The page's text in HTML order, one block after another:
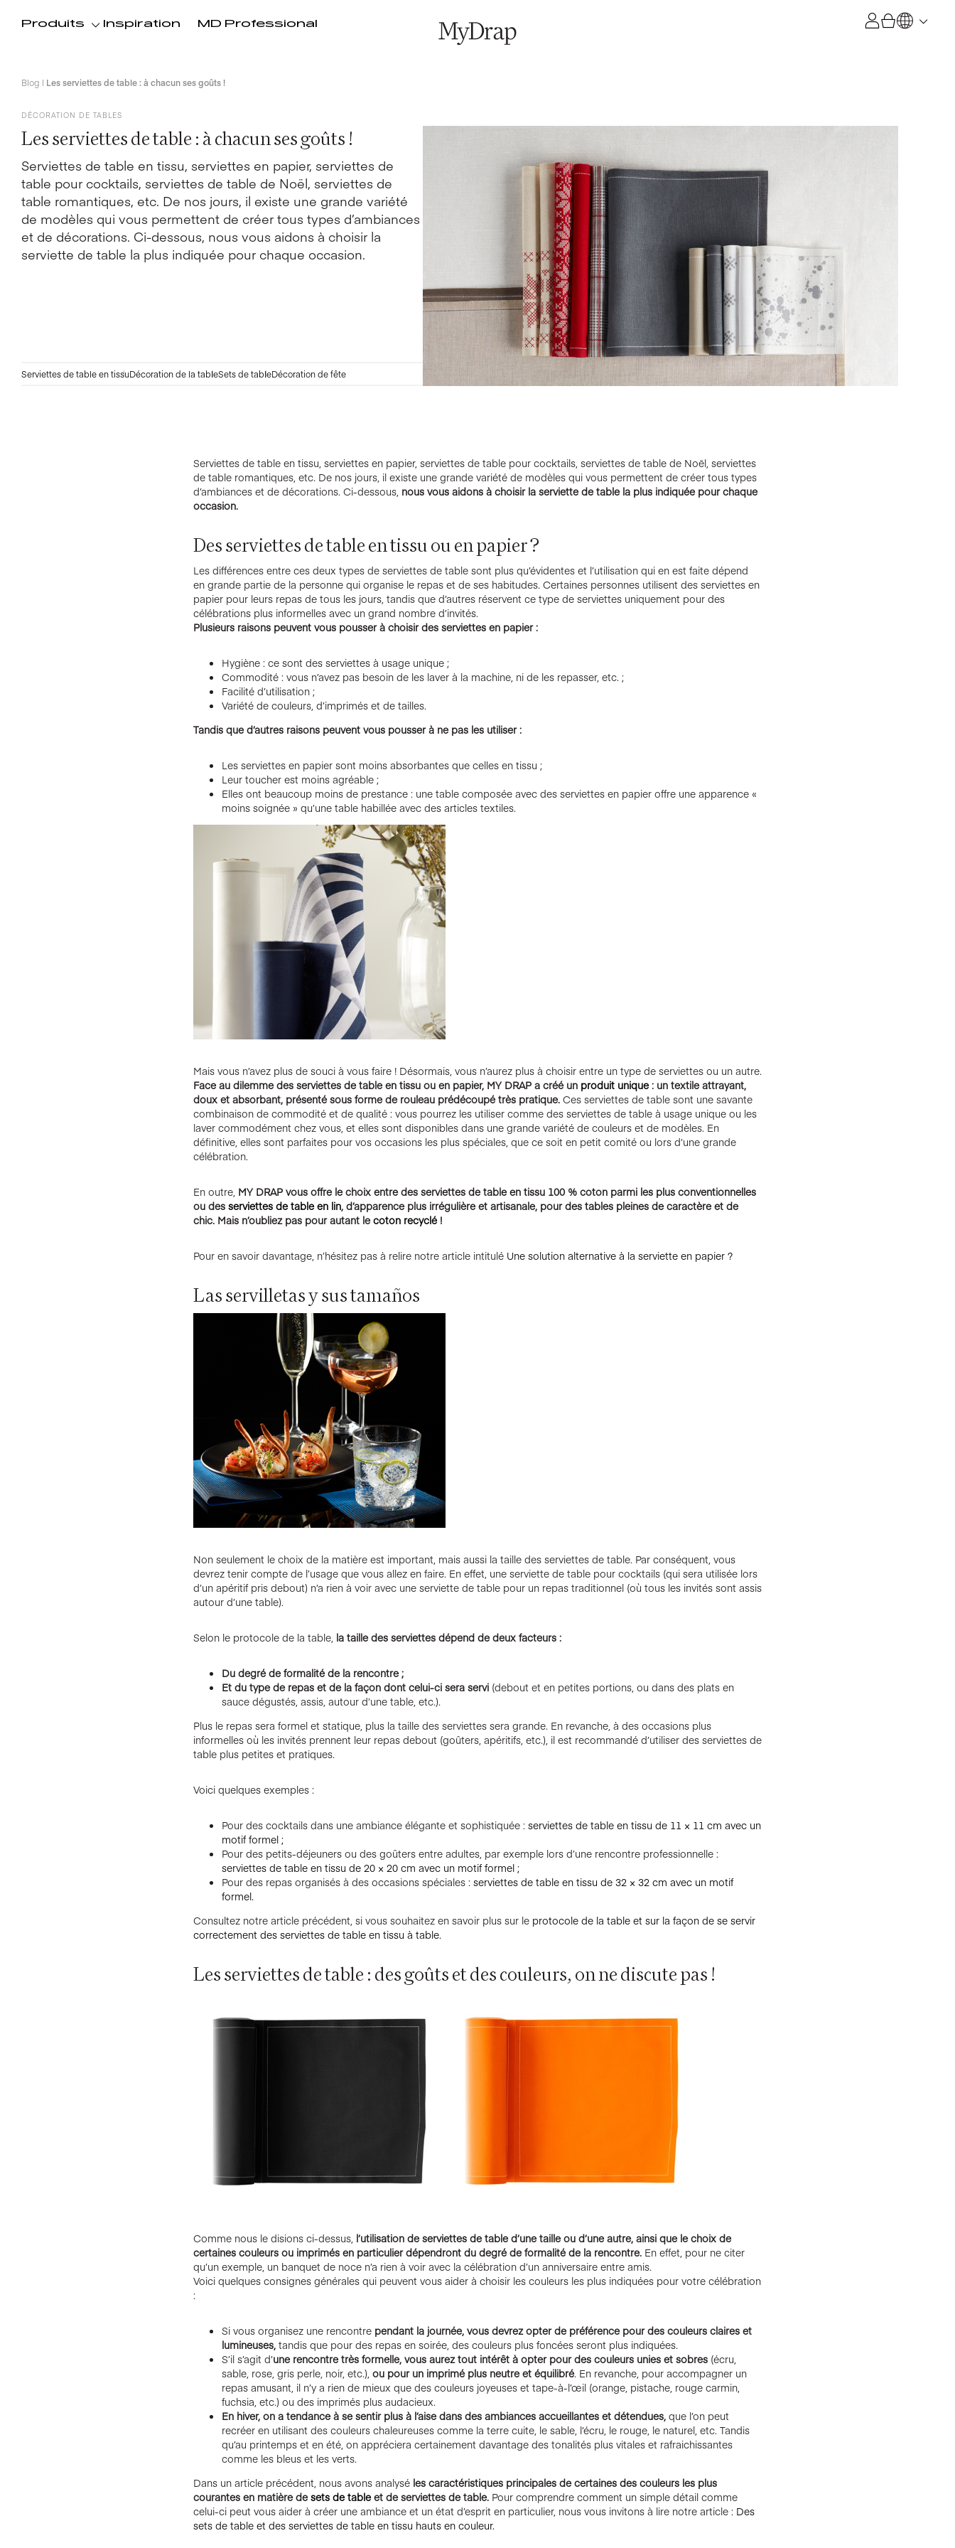
Produits Inspiration MD Professional
Blog | Les serviettes de table : à chacun ses goûts !
DÉCORATION DE TABLES
Les serviettes de table : à chacun ses goûts !
Serviettes de table en tissu, serviettes en papier, serviettes de
table pour cocktails, serviettes de table de Noël, serviettes de
table romantiques, etc. De nos jours, il existe une grande variété
de modèles qui vous permettent de créer tous types d’ambiances
et de décorations. Ci-dessous, nous vous aidons à choisir la
serviette de table la plus indiquée pour chaque occasion.
Serviettes de table en tissuDécoration de la tableSets de tableDécoration de fête
Serviettes de table en tissu, serviettes en papier, serviettes de table pour cocktails, serviettes de table de Noël, serviettes
de table romantiques, etc. De nos jours, il existe une grande variété de modèles qui vous permettent de créer tous types
d’ambiances et de décorations. Ci-dessous, nous vous aidons à choisir la serviette de table la plus indiquée pour chaque
occasion.
Des serviettes de table en tissu ou en papier ?
Les différences entre ces deux types de serviettes de table sont plus qu’évidentes et l’utilisation qui en est faite dépend
en grande partie de la personne qui organise le repas et de ses habitudes. Certaines personnes utilisent des serviettes en
papier pour leurs repas de tous les jours, tandis que d’autres réservent ce type de serviettes uniquement pour des
célébrations plus informelles avec un grand nombre d’invités.
Plusieurs raisons peuvent vous pousser à choisir des serviettes en papier :
Hygiène : ce sont des serviettes à usage unique ;
Commodité : vous n’avez pas besoin de les laver à la machine, ni de les repasser, etc. ;
Facilité d’utilisation ;
Variété de couleurs, d’imprimés et de tailles.
Tandis que d’autres raisons peuvent vous pousser à ne pas les utiliser :
Les serviettes en papier sont moins absorbantes que celles en tissu ;
Leur toucher est moins agréable ;
Elles ont beaucoup moins de prestance : une table composée avec des serviettes en papier offre une apparence «
moins soignée » qu’une table habillée avec des articles textiles.
Mais vous n’avez plus de souci à vous faire ! Désormais, vous n’aurez plus à choisir entre un type de serviettes ou un autre.
Face au dilemme des serviettes de table en tissu ou en papier, MY DRAP a créé un produit unique: un textile attrayant,
doux et absorbant, présenté sous forme de rouleau prédécoupé très pratique. Ces serviettes de table sont une savante
combinaison de commodité et de qualité : vous pourrez les utiliser comme des serviettes de table à usage unique ou les
laver commodément chez vous, et elles sont disponibles dans une grande variété de couleurs et de modèles. En
définitive, elles sont parfaites pour vos occasions les plus spéciales, que ce soit en petit comité ou lors d’une grande
célébration.
En outre, MY DRAP vous offre le choix entre des serviettes de table en tissu 100 % coton parmi les plus conventionnelles
ou des serviettes de table en lin, d’apparence plus irrégulière et artisanale, pour des tables pleines de caractère et de
chic. Mais n’oubliez pas pour autant lecoton recyclé!
Pour en savoir davantage, n’hésitez pas à relire notre article intitulé Une solution alternative à la serviette en papier ?
Las servilletas y sus tamaños
Non seulement le choix de la matière est important, mais aussi la taille des serviettes de table. Par conséquent, vous
devrez tenir compte de l’usage que vous allez en faire. En effet, une serviette de table pour cocktails (qui sera utilisée lors
d’un apéritif pris debout) n’a rien à voir avec une serviette de table pour un repas traditionnel (où tous les invités sont assis
autour d’une table).
Selon le protocole de la table, la taille des serviettes dépend de deux facteurs :
Du degré de formalité de la rencontre ;
Et du type de repas et de la façon dont celui-ci sera servi (debout et en petites portions, ou dans des plats en
sauce dégustés, assis, autour d’une table, etc.).
Plus le repas sera formel et statique, plus la taille des serviettes sera grande. En revanche, à des occasions plus
informelles où les invités prennent leur repas debout (goûters, apéritifs, etc.), il est recommandé d’utiliser des serviettes de
table plus petites et pratiques.
Voici quelques exemples :
Pour des cocktails dans une ambiance élégante et sophistiquée : serviettes de table en tissu de 11 × 11 cm avec un
motif formel ;
Pour des petits-déjeuners ou des goûters entre adultes, par exemple lors d’une rencontre professionnelle :
serviettes de table en tissu de 20 × 20 cm avec un motif formel ;
Pour des repas organisés à des occasions spéciales : serviettes de table en tissu de 32 × 32 cm avec un motif
formel.
Consultez notre article précédent, si vous souhaitez en savoir plus sur le protocole de la table et sur la façon de se servir
correctement des serviettes de table en tissu à table.
Les serviettes de table : des goûts et des couleurs, on ne discute pas !
Comme nous le disions ci-dessus, l’utilisation de serviettes de table d’une taille ou d’une autre, ainsi que le choix de
certaines couleurs ou imprimés en particulier dépendront du degré de formalité de la rencontre. En effet, pour ne citer
qu’un exemple, un banquet de noce n’a rien à voir avec la célébration d’un anniversaire entre amis.
Voici quelques consignes générales qui peuvent vous aider à choisir les couleurs les plus indiquées pour votre célébration
:
Si vous organisez une rencontre pendant la journée, vous devrez opter de préférence pour des couleurs claires et
lumineuses, tandis que pour des repas en soirée, des couleurs plus foncées seront plus indiquées.
S’il s’agit d’une rencontre très formelle, vous aurez tout intérêt à opter pour des couleurs unies et sobres (écru,
sable, rose, gris perle, noir, etc.), ou pour un imprimé plus neutre et équilibré. En revanche, pour accompagner un
repas amusant, il n’y a rien de mieux que des couleurs joyeuses et tape-à-l’œil (orange, pistache, rouge carmin,
fuchsia, etc.) ou des imprimés plus audacieux.
En hiver, on a tendance à se sentir plus à l’aise dans des ambiances accueillantes et détendues, que l’on peut
recréer en utilisant des couleurs chaleureuses comme la terre cuite, le sable, l’écru, le rouge, le naturel, etc. Tandis
qu’au printemps et en été, on appréciera certainement davantage des tonalités plus vitales et rafraichissantes
comme les bleus et les verts.
Dans un article précédent, nous avons analysé les caractéristiques principales de certaines des couleurs les plus
courantes en matière desets de tableet de serviettes de table. Pour comprendre comment un simple détail comme
celui-ci peut vous aider à créer une ambiance et un état d’esprit en particulier, nous vous invitons à lire notre article : Des
sets de table et des serviettes de table en tissu hauts en couleur.